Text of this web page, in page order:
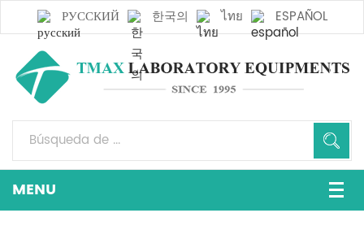
РУССКИЙ 한국의 ไทย ESPAÑOL